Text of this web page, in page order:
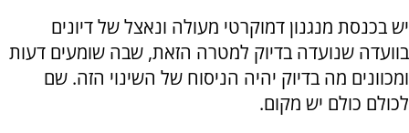
יש בכנסת מנגנון דמוקרטי מעולה ונאצל של דיונים
בוועדה שנועדה בדיוק למטרה הזאת, שבה שומעים דעות
ומכוונים מה בדיוק יהיה הניסוח של השינוי הזה. שם
לכולם כולם יש מקום.